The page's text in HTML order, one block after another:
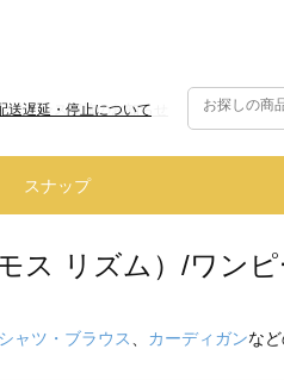
ナンス実施のお知らせ
送遅延・停止について
スナップ
ス リズム）/ワンピ
シャツ・ブラウス カーディガンな